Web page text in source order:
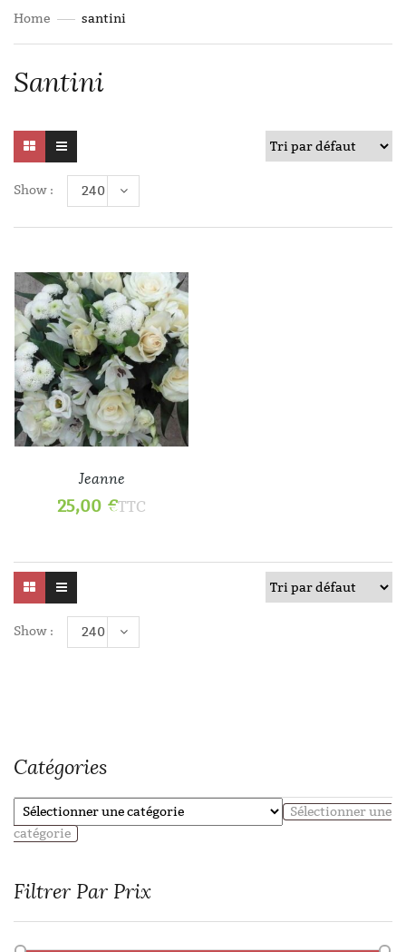
Home santini
Santini
Show : 240
Jeanne
25,00 €TTC
Show : 240
Catégories
Sélectionner une
catégorie
Filtrer Par Prix